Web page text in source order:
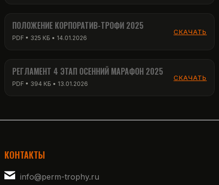
ПОЛОЖЕНИЕ КОРПОРАТИВ-ТРОФИ 2025
РЕГЛАМЕНТ 4 ЭТАП ОСЕННИЙ МАРАФОН 2025
КОНТАКТЫ